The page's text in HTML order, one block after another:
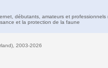
débutants, amateurs et professionnels
et la protection de la faune
2003-2026